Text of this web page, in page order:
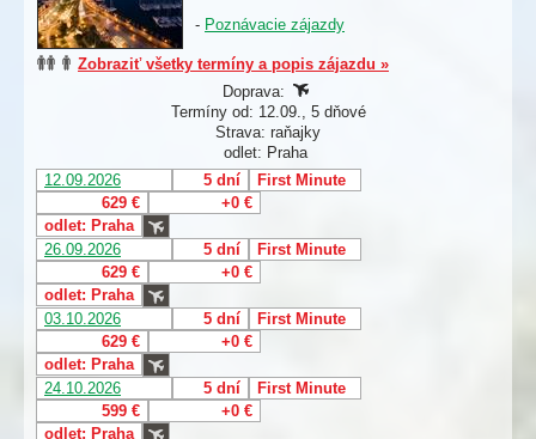
- Poznávacie zájazdy
Zobraziť všetky termíny a popis zájazdu »
Doprava:
Termíny od: 12.09., 5 dňové
Strava: raňajky
odlet: Praha
12.09.2026
5 dní
First Minute
629 €
+0 €
odlet: Praha
26.09.2026
5 dní
First Minute
629 €
+0 €
odlet: Praha
03.10.2026
5 dní
First Minute
629 €
+0 €
odlet: Praha
24.10.2026
5 dní
First Minute
599 €
+0 €
odlet: Praha